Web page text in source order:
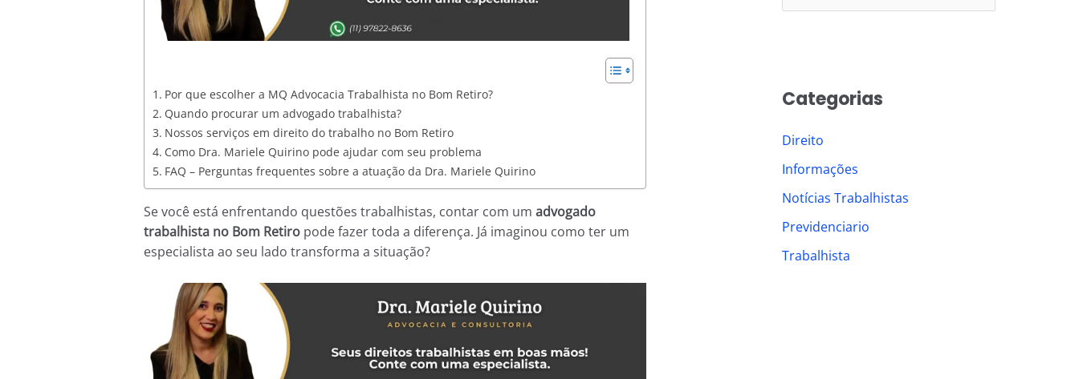
Por que escolher a MQ Advocacia Trabalhista no Bom Retiro?
Quando procurar um advogado trabalhista?
Nossos serviços em direito do trabalho no Bom Retiro
Como Dra. Mariele Quirino pode ajudar com seu problema
FAQ – Perguntas frequentes sobre a atuação da Dra. Mariele Quirino
Se você está enfrentando questões trabalhistas, contar com um advogado
trabalhista no Bom Retiropode fazer toda a diferença. Já imaginou como ter um
especialista ao seu lado transforma a situação?
c
f
o
r
:
Categorias
Direito
Informações
Notícias Trabalhistas
Previdenciario
Trabalhista